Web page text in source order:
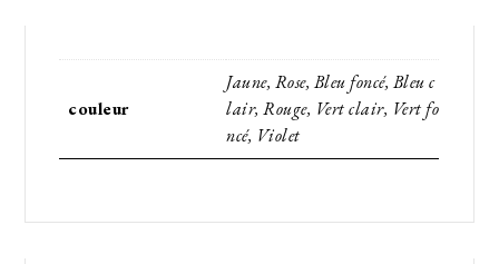
couleur
Jaune, Rose, Bleu foncé, Bleu c
lair, Rouge, Vert clair, Vert fo
ncé, Violet